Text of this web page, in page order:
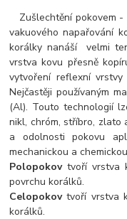
Zušlechtění pokovem -
vakuového napařování
korálky nanáší velmi
vrstva kovu přesně
vytvoření reflexní vrstvy
Nejčastěji používaným
(Al). Touto technologií
nikl, chróm, stříbro, zlato
a odolnosti pokovu
mechanickou a
Polopokovtvoří vrstva
povrchu korálků.
Celopokovtvoří vrstva
korálků.